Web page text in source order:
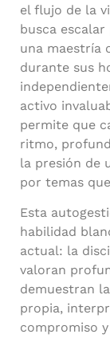
el flujo de la
busca
una maestría
durante sus
activo
permite que
ritmo,
la presión de
por temas
Esta
habilidad
actual: la
valoran
demuestran
propia,
compromiso